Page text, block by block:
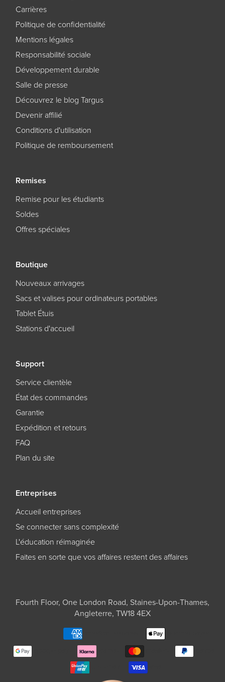
Carrières
Politique de confidentialité
Mentions légales
Responsabilité sociale
Développement durable
Salle de presse
Découvrez le blog Targus
Devenir affilié
Conditions d'utilisation
Politique de remboursement
Remises
Remise pour les étudiants
Soldes
Offres spéciales
Boutique
Nouveaux arrivages
Sacs et valises pour ordinateurs portables
Tablet Étuis
Stations d'accueil
Support
Service clientèle
État des commandes
Garantie
Expédition et retours
FAQ
Plan du site
Entreprises
Accueil entreprises
Se connecter sans complexité
L'éducation réimaginée
Faites en sorte que vos affaires restent des affaires
Fourth Floor, One London Road, Staines-Upon-Thames,
Angleterre, TW18 4EX